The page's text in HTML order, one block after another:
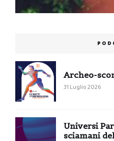
Archeo-
31 Luglio 2026
Universi
sciamani